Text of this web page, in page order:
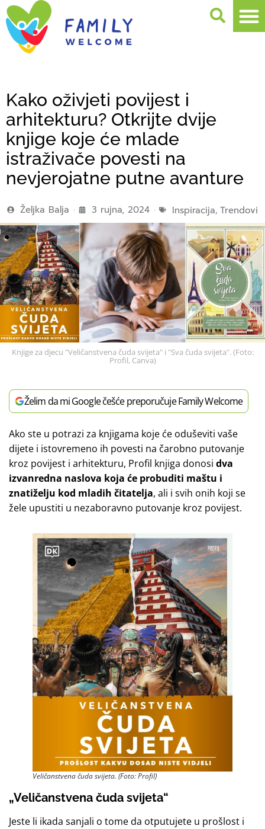
Kako oživjeti povijest i
arhitekturu? Otkrijte dvije
knjige koje će mlade
istraživače povesti na
nevjerojatne putne avanture
Željka Balja 3 rujna, 2024 Inspiracija, Trendovi
Knjige za djecu "Veličanstvena čuda svijeta" i "Sva čuda svijeta". (Foto:
Profil, Canva)
Želim da mi Google češće preporučuje Family Welcome
Ako ste u potrazi za knjigama koje će oduševiti vaše
dijete i istovremeno ih povesti na čarobno putovanje
kroz povijest i arhitekturu, Profil knjiga donosi dva
izvanredna naslova koja će probuditi maštu i
znatiželju kod mladih čitatelja, ali i svih onih koji se
žele upustiti u nezaboravno putovanje kroz povijest.
Veličanstvena čuda svijeta. (Foto: Profil)
„Veličanstvena čuda svijeta“
Jeste li ikada sanjali o tome da otputujete u prošlost i